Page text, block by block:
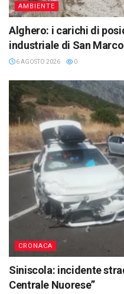
AMBIENTE
Alghero: i carichi di
industriale di San Marco
6 AGOSTO 2026 0
CRONACA
Siniscola: incidente
Centrale Nuorese”